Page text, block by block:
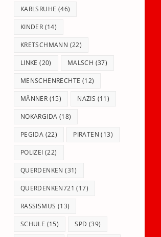
KARLSRUHE (46)
KINDER (14)
KRETSCHMANN (22)
LINKE (20) MALSCH (37)
MENSCHENRECHTE (12)
MÄNNER (15) NAZIS (11)
NOKARGIDA (18)
PEGIDA (22) PIRATEN (13)
POLIZEI (22)
QUERDENKEN (31)
QUERDENKEN721 (17)
RASSISMUS (13)
SCHULE (15) SPD (39)